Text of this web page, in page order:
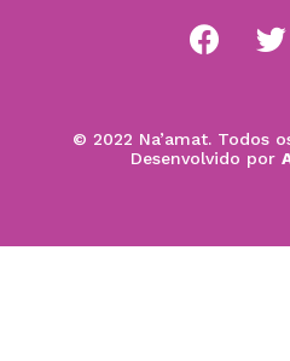
© 2022 Na’amat. Todos
Desenvolvido por